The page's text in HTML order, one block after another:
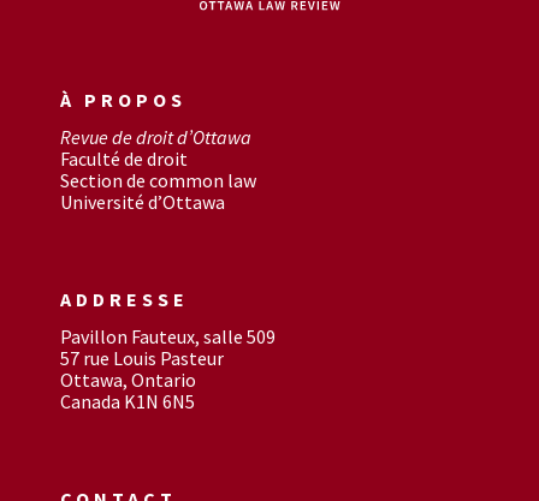
À PROPOS
Revue de droit d’Ottawa
Faculté de droit
Section de common law
Université d’Ottawa
ADDRESSE
Pavillon Fauteux, salle 509
57 rue Louis Pasteur
Ottawa, Ontario
Canada K1N 6N5